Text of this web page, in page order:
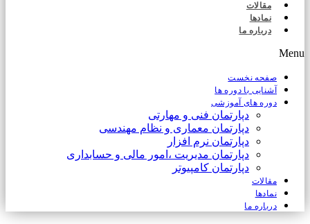
مقالات
نمادها
درباره ما
Menu
صفحه نخست
آشنایی با دوره ها
دوره های آموزشی
دپارتمان فنی و مهارتی
دپارتمان معماری و نظام مهندسی
دپارتمان نرم افزار
دپارتمان مدیریت ،امور مالی و حسابداری
دپارتمان کامپیوتر
مقالات
نمادها
درباره ما